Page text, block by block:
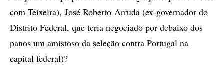
com Teixeira), José Roberto Arruda (ex-governador do
Distrito Federal, que teria negociado por debaixo dos
panos um amistoso da seleção contra Portugal na
capital federal)?